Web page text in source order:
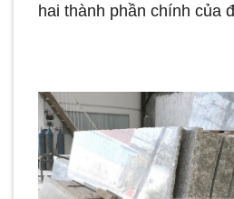
hai thành phần chính của